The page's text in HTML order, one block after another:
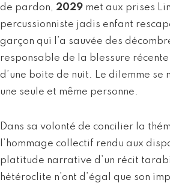
de pardon, 2029 met aux prises
percussionniste jadis enfant
garçon qui l’a sauvée des
responsable de la blessure
d’une boite de nuit. Le dilemme se
une seule et même personne.
Dans sa volonté de concilier la
l’hommage collectif rendu aux
platitude narrative d’un récit
hétéroclite n’ont d’égal que son